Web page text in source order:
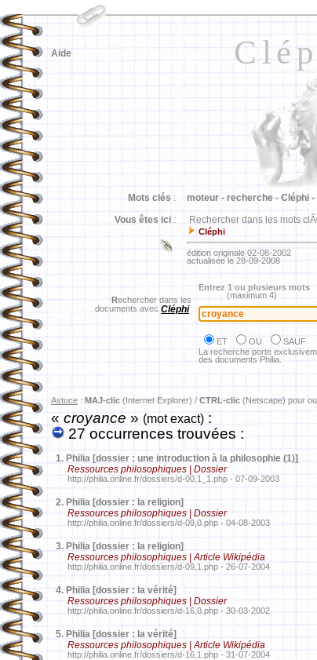
Aide
Mots clés : moteur - recherche - Cléphi -
Vous êtes ici : Rechercher dans les mots
Cléphi
édition originale 02-08-2002
actualisée le 28-09-2008
Rechercher dans les
documents avec Cléphi
Entrez 1 ou plusieurs mots
(maximum 4)
ET OU SAUF
La recherche porte
des documents Philia.
Astuce : MAJ-clic (Internet Explorer) / CTRL-clic (Netscape) pour
«croyance» (mot exact) :
27 occurrences trouvées :
1. Philia [dossier : une introduction à la philosophie (1)]
Ressources philosophiques | Dossier
http://philia.online.fr/dossiers/d-00,1_1.php - 07-09-2003
2. Philia [dossier : la religion]
Ressources philosophiques | Dossier
http://philia.online.fr/dossiers/d-09,0.php - 04-08-2003
3. Philia [dossier : la religion]
Ressources philosophiques | Article Wikipédia
http://philia.online.fr/dossiers/d-09,1.php - 26-07-2004
4. Philia [dossier : la vérité]
Ressources philosophiques | Dossier
http://philia.online.fr/dossiers/d-16,0.php - 30-03-2002
5. Philia [dossier : la vérité]
Ressources philosophiques | Article Wikipédia
http://philia.online.fr/dossiers/d-16,1.php - 31-07-2004